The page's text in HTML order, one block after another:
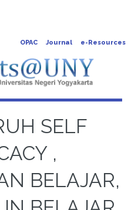
OPAC Journal e-Resources
SELF
,
BELAJAR,